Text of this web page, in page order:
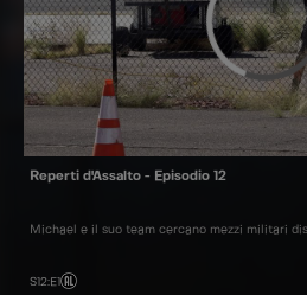
Reperti d'Assalto - Episodio 12
Michael e il suo team cercano mezzi militari
S12: E1